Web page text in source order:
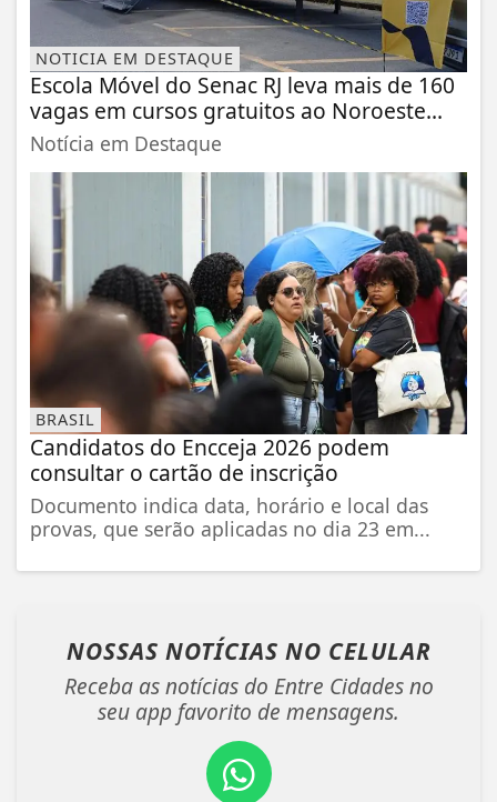
NOTICIA EM DESTAQUE
Escola Móvel do Senac RJ leva mais de 160
vagas em cursos gratuitos ao Noroeste...
Notícia em Destaque
BRASIL
Candidatos do Encceja 2026 podem
consultar o cartão de inscrição
Documento indica data, horário e local das
provas, que serão aplicadas no dia 23 em...
NOSSAS NOTÍCIAS NO CELULAR
Receba as notícias do Entre Cidades no
seu app favorito de mensagens.